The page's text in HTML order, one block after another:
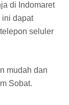
di Indomaret
ini dapat
seluler
mudah dan
Sobat.